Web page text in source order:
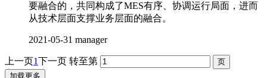
要融合的，共同构成了MES有序、协调运行局面，进而
从技术层面支撑业务层面的融合。
2021-05-31 manager
上一页1下一页 转至第
加载更多